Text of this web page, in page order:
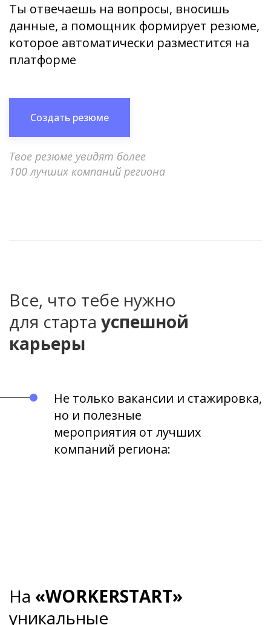
Ты отвечаешь на вопросы, вносишь
данные, а помощник формирует резюме,
которое автоматически разместится на
платформе
Создать резюме
Твое резюме увидят более
100 лучших компаний региона
Все, что тебе нужно
для старта успешной
карьеры
Не только вакансии и стажировка,
но и полезные
мероприятия от лучших
компаний региона:
На «WORKERSTART»
уникальные